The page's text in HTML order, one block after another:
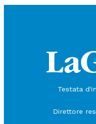
Testata
Direttore